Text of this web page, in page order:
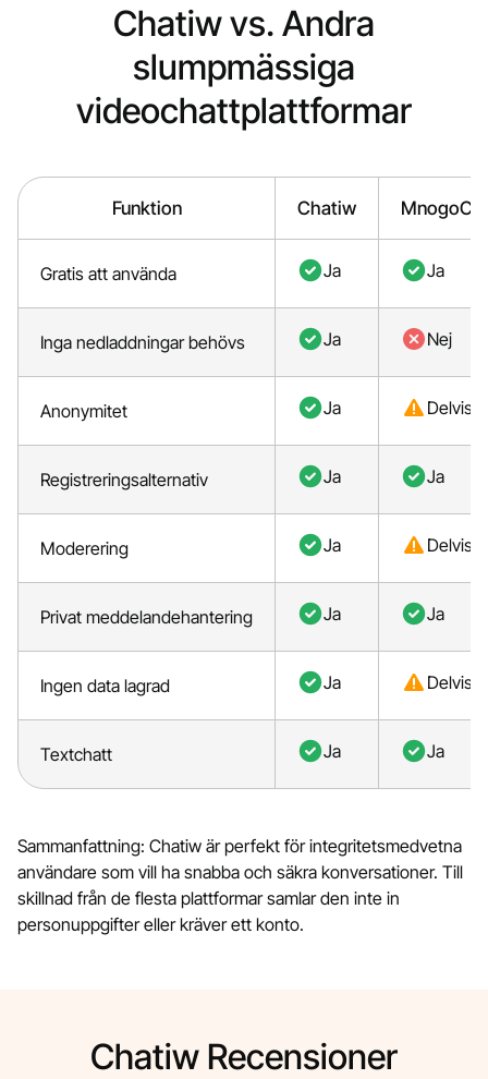
Chatiw vs. Andra
slumpmässiga
videochattplattformar
Funktion Chatiw
Gratis att använda Ja Ja
Inga nedladdningar behövs Ja Nej
Anonymitet Ja Delvis
Registreringsalternativ Ja Ja
Moderering Ja Delvis
Privat meddelandehantering Ja Ja
Ingen data lagrad Ja Delvis
Textchatt Ja Ja
Sammanfattning: Chatiw är perfekt för integritetsmedvetna
användare som vill ha snabba och säkra konversationer. Till
skillnad från de flesta plattformar samlar den inte in
personuppgifter eller kräver ett konto.
Chatiw Recensioner